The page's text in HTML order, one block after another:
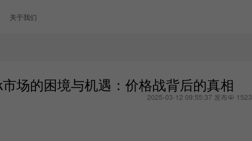
关于我们
场的困境与机遇：价格战背后的真相
2025-03-12 09:55:37 发布 1523